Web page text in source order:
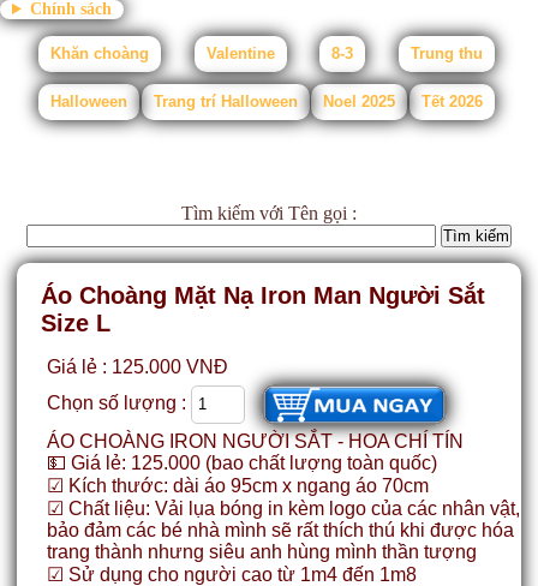
Chính sách
Khăn choàng Valentine 8-3 Trung thu
Halloween Trang trí Halloween Noel 2025 Tết 2026
Tìm kiếm với Tên gọi :
Áo Choàng Mặt Nạ Iron Man Người Sắt
Size L
Giá lẻ : 125.000 VNĐ
Chọn số lượng :
ÁO CHOÀNG IRON NGƯỜI SẮT - HOA CHÍ TÍN
💵 Giá lẻ: 125.000 (bao chất lượng toàn quốc)
☑ Kích thước: dài áo 95cm x ngang áo 70cm
☑ Chất liệu: Vải lụa bóng in kèm logo của các nhân vật,
bảo đảm các bé nhà mình sẽ rất thích thú khi được hóa
trang thành nhưng siêu anh hùng mình thần tượng
☑ Sử dụng cho người cao từ 1m4 đến 1m8